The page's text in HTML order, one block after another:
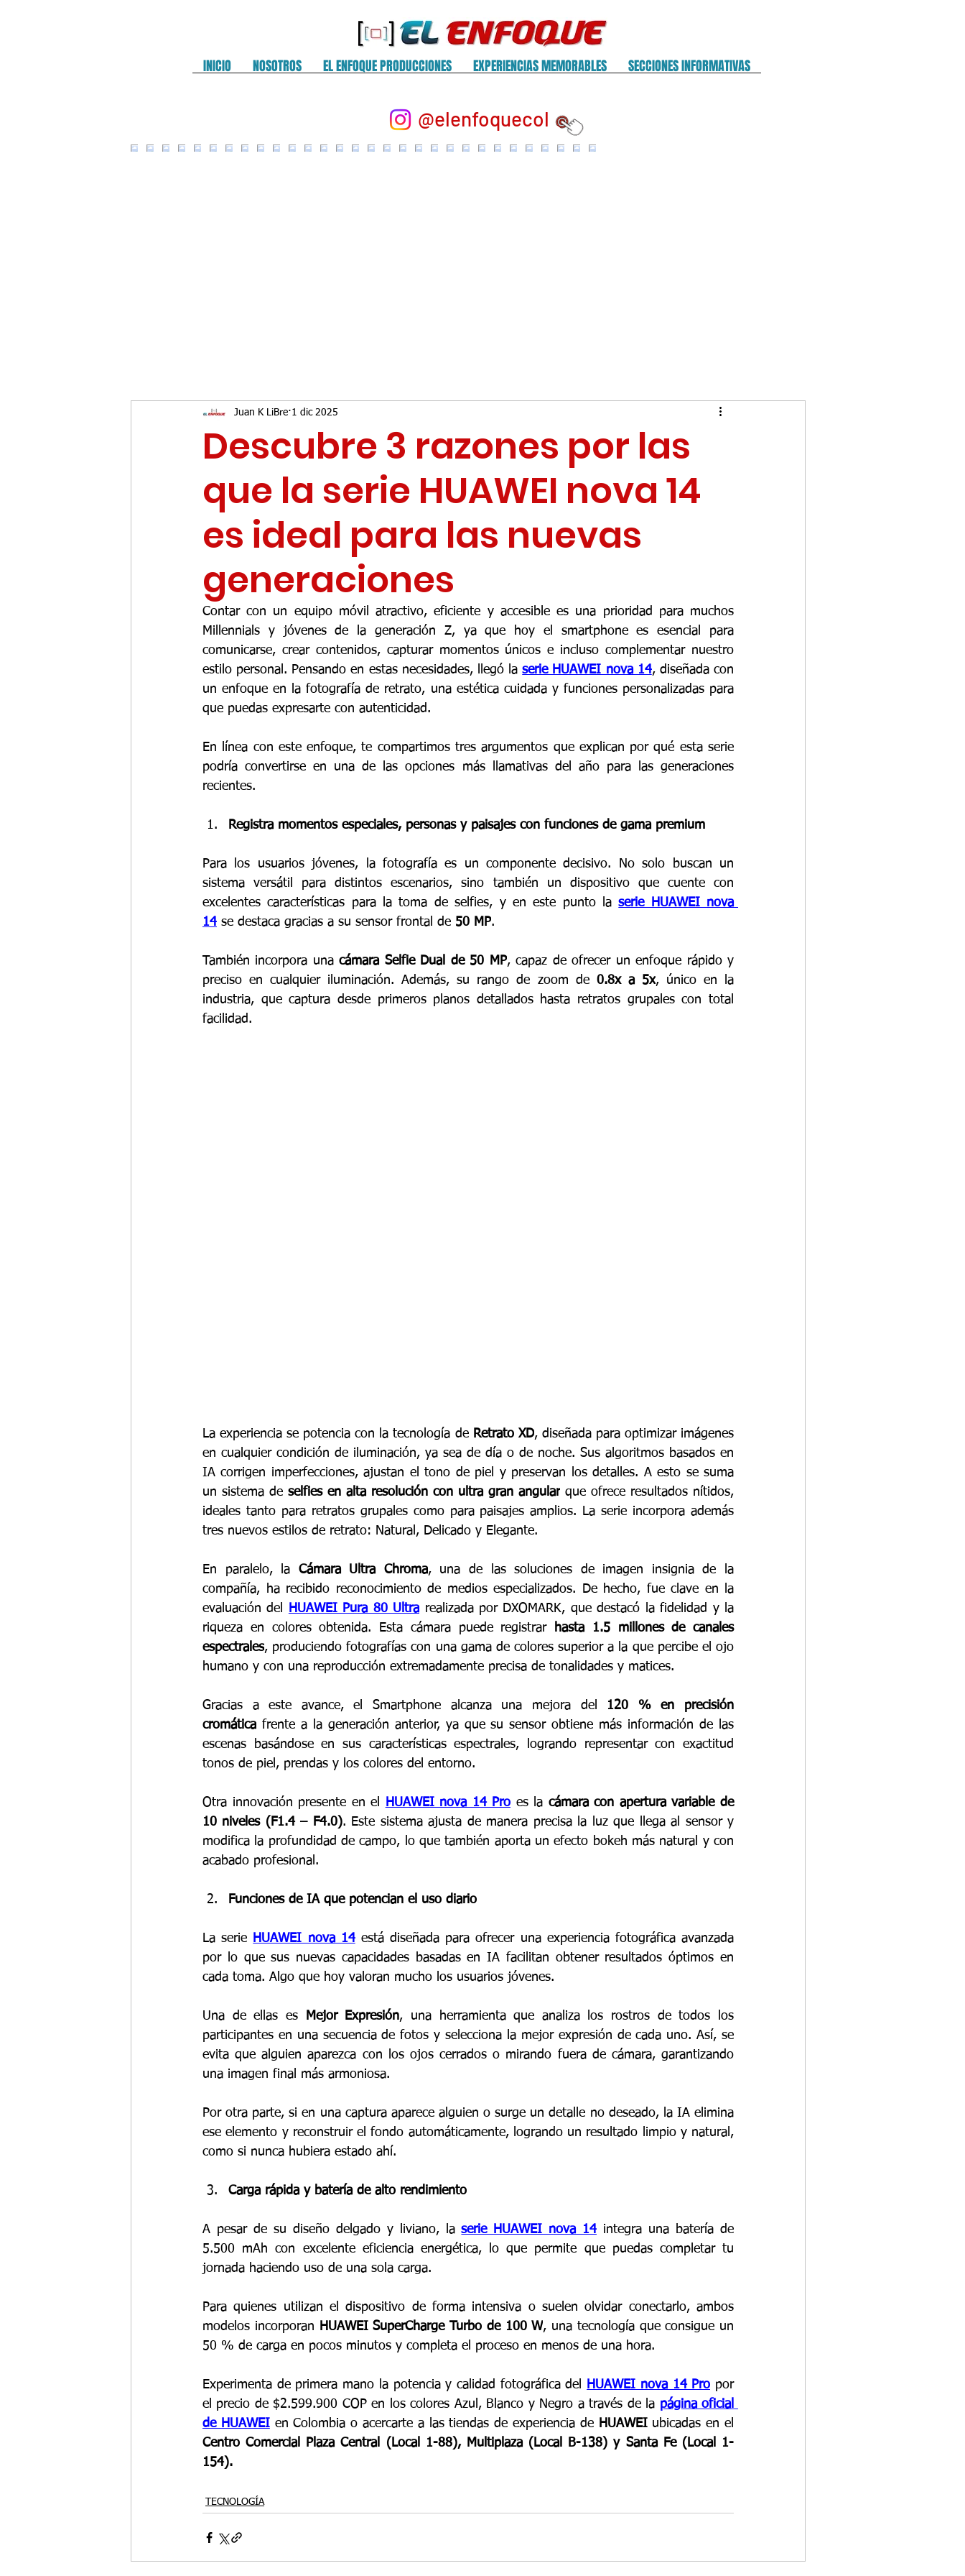
INICIO NOSOTROS EL ENFOQUE PRODUCCIONES EXPERIENCIAS MEMORABLES SECCIONES INFORMATIVAS
@elenfoquecol
Descubre 3 razones por las
que la serie HUAWEI nova 14
es ideal para las nuevas
generaciones
Juan K LiBre 1 dic 2025
Contar con un equipo móvil atractivo, eficiente y accesible es una prioridad para muchos
Millennials y jóvenes de la generación Z, ya que hoy el smartphone es esencial para
comunicarse, crear contenidos, capturar momentos únicos e incluso complementar nuestro
estilo personal. Pensando en estas necesidades, llegó la serie HUAWEI nova 14, diseñada con
un enfoque en la fotografía de retrato, una estética cuidada y funciones personalizadas para
que puedas expresarte con autenticidad.
En línea con este enfoque, te compartimos tres argumentos que explican por qué esta serie
podría convertirse en una de las opciones más llamativas del año para las generaciones
recientes.
Registra momentos especiales, personas y paisajes con funciones de gama premium
Para los usuarios jóvenes, la fotografía es un componente decisivo. No solo buscan un
sistema versátil para distintos escenarios, sino también un dispositivo que cuente con
excelentes características para la toma de selfies, y en este punto la serie HUAWEI nova
14 se destaca gracias a su sensor frontal de 50 MP.
También incorpora una cámara Selfie Dual de 50 MP, capaz de ofrecer un enfoque rápido y
preciso en cualquier iluminación. Además, su rango de zoom de 0.8x a 5x, único en la
industria, que captura desde primeros planos detallados hasta retratos grupales con total
facilidad.
La experiencia se potencia con la tecnología de Retrato XD, diseñada para optimizar imágenes
en cualquier condición de iluminación, ya sea de día o de noche. Sus algoritmos basados en
IA corrigen imperfecciones, ajustan el tono de piel y preservan los detalles. A esto se suma
un sistema de selfies en alta resolución con ultra gran angular que ofrece resultados nítidos,
ideales tanto para retratos grupales como para paisajes amplios. La serie incorpora además
tres nuevos estilos de retrato: Natural, Delicado y Elegante.
En paralelo, la Cámara Ultra Chroma, una de las soluciones de imagen insignia de la
compañía, ha recibido reconocimiento de medios especializados. De hecho, fue clave en la
evaluación del
HUAWEI Pura 80 Ultra realizada por DXOMARK, que destacó la fidelidad y la
riqueza en colores obtenida. Esta cámara puede registrar
hasta 1.5 millones de canales
espectrales, produciendo fotografías con una gama de colores superior a la que percibe el ojo
humano y con una reproducción extremadamente precisa de tonalidades y matices.
Gracias a este avance, el Smartphone alcanza una mejora del
120 % en precisión
cromática frente a la generación anterior, ya que su sensor obtiene más información de las
escenas basándose en sus características espectrales, logrando representar con exactitud
tonos de piel, prendas y los colores del entorno.
Otra innovación presente en el HUAWEI nova 14 Pro es la cámara con apertura variable de
10 niveles (F1.4 – F4.0). Este sistema ajusta de manera precisa la luz que llega al sensor y
modifica la profundidad de campo, lo que también aporta un efecto bokeh más natural y con
acabado profesional.
Funciones de IA que potencian el uso diario
La serie HUAWEI nova 14 está diseñada para ofrecer una experiencia fotográfica avanzada
por lo que sus nuevas capacidades basadas en IA facilitan obtener resultados óptimos en
cada toma. Algo que hoy valoran mucho los usuarios jóvenes.
Una de ellas es Mejor Expresión, una herramienta que analiza los rostros de todos los
participantes en una secuencia de fotos y selecciona la mejor expresión de cada uno. Así, se
evita que alguien aparezca con los ojos cerrados o mirando fuera de cámara, garantizando
una imagen final más armoniosa.
Por otra parte, si en una captura aparece alguien o surge un detalle no deseado, la IA elimina
ese elemento y reconstruir el fondo automáticamente, logrando un resultado limpio y natural,
como si nunca hubiera estado ahí.
Carga rápida y batería de alto rendimiento
A pesar de su diseño delgado y liviano, la serie HUAWEI nova 14 integra una batería de
5.500 mAh con excelente eficiencia energética, lo que permite que puedas completar tu
jornada haciendo uso de una sola carga.
Para quienes utilizan el dispositivo de forma intensiva o suelen olvidar conectarlo, ambos
modelos incorporan
HUAWEI SuperCharge Turbo de 100 W, una tecnología que consigue un
50 % de carga en pocos minutos y completa el proceso en menos de una hora.
Experimenta de primera mano la potencia y calidad fotográfica del HUAWEI nova 14 Pro por
el precio de $2.599.900 COP en los colores Azul, Blanco y Negro a través de la página oficial
de HUAWEI en Colombia o acercarte a las tiendas de experiencia de HUAWEI
Centro Comercial Plaza Central (Local 1-88), Multiplaza (Local B-138) y Santa Fe (Local 1-
154).
TECNOLOGÍA